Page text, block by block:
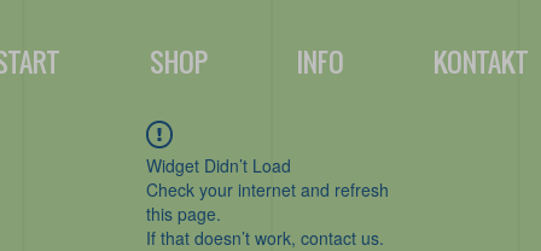
SHOP INFO KONTAKT
Widget Didn’t Load
Check your internet and refresh
this page.
If that doesn’t work, contact us.